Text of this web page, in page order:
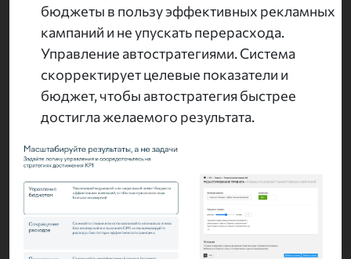
бюджеты в пользу эффективных рекламных
кампаний и не упускать перерасхода.
Управление автостратегиями. Система
скорректирует целевые показатели и
бюджет, чтобы автостратегия быстрее
достигла желаемого результата.